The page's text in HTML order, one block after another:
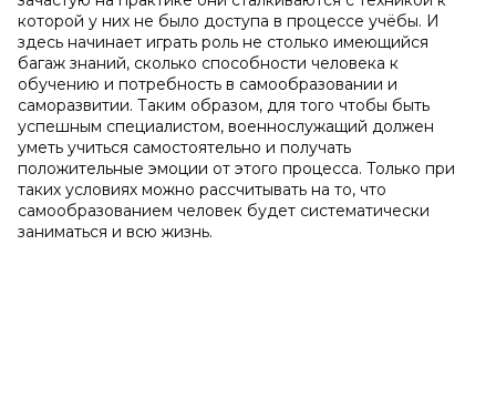
которой у них не было доступа в процессе учёбы. И
здесь начинает играть роль не столько имеющийся
багаж знаний, сколько способности человека к
обучению и потребность в самообразовании и
саморазвитии. Таким образом, для того чтобы быть
успешным специалистом, военнослужащий должен
уметь учиться самостоятельно и получать
положительные эмоции от этого процесса. Только при
таких условиях можно рассчитывать на то, что
самообразованием человек будет систематически
заниматься и всю жизнь.